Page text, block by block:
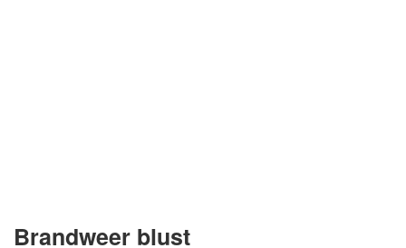
Brandweer blust